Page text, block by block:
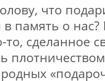
что
память о нас?
то, сделанное